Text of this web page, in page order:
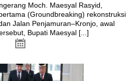
Moch. Maesyal Rasyid,
(Groundbreaking) rekonstruksi
Jalan Penjamuran–Kronjo, awal
Bupati Maesyal [...]